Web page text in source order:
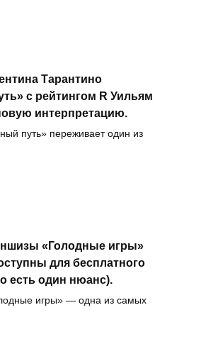
Тарантино
с рейтингом R Уильям
интерпретацию.
путь» переживает один из
«Голодные игры»
для бесплатного
есть один нюанс).
игры» — одна из самых